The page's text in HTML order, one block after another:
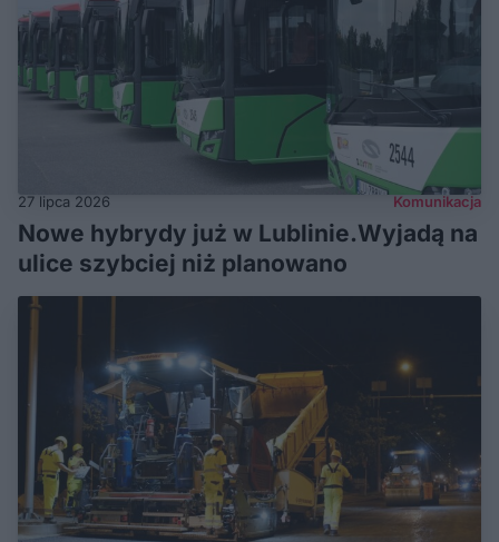
27 lipca 2026 Komunikacja
Nowe hybrydy już w Lublinie.Wyjadą na
ulice szybciej niż planowano